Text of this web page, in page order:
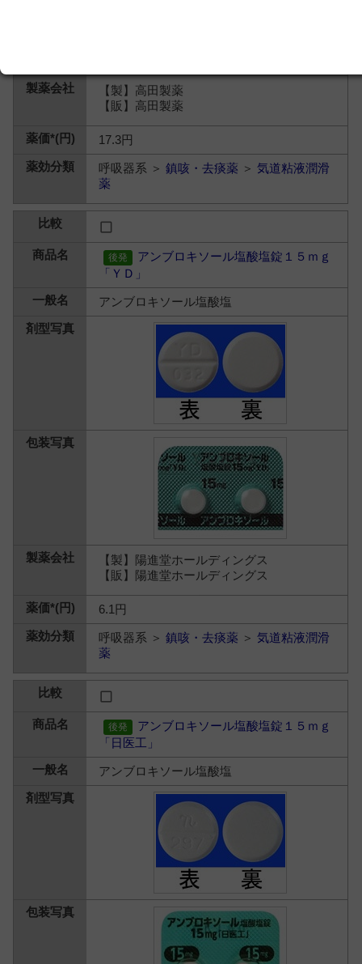
【製】高田製薬
【販】高田製薬
17.3円
呼吸器系 ＞鎮咳・去痰薬 ＞気道粘液潤滑
薬
アンブロキソール塩酸塩錠１５ｍｇ
「ＹＤ」
アンブロキソール塩酸塩
【製】陽進堂ホールディングス
【販】陽進堂ホールディングス
6.1円
呼吸器系 ＞鎮咳・去痰薬 ＞気道粘液潤滑
薬
アンブロキソール塩酸塩錠１５ｍｇ
「日医工」
アンブロキソール塩酸塩